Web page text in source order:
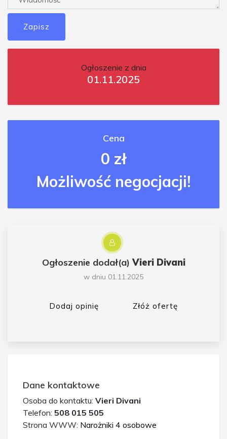
Zapisz
Ogłoszenie z dnia
01.11.2025
Cena
0 zł
Możliwość negocjacji!
Ogłoszenie dodał(a)Vieri Divani
w dniu 01.11.2025
Dodaj opinię Złóż ofertę
Dane kontaktowe
Osoba do kontaktu: Vieri Divani
Telefon: 508 015 505
Strona WWW: Narożniki 4 osobowe